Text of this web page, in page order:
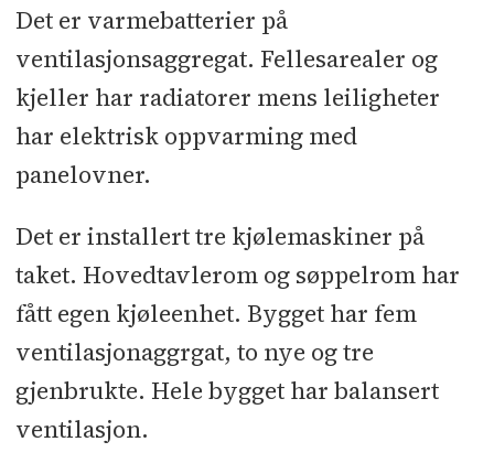
Det er varmebatterier på
ventilasjonsaggregat. Fellesarealer og
kjeller har radiatorer mens leiligheter
har elektrisk oppvarming med
panelovner.
Det er installert tre kjølemaskiner på
taket. Hovedtavlerom og søppelrom har
fått egen kjøleenhet. Bygget har fem
ventilasjonaggrgat, to nye og tre
gjenbrukte. Hele bygget har balansert
ventilasjon.